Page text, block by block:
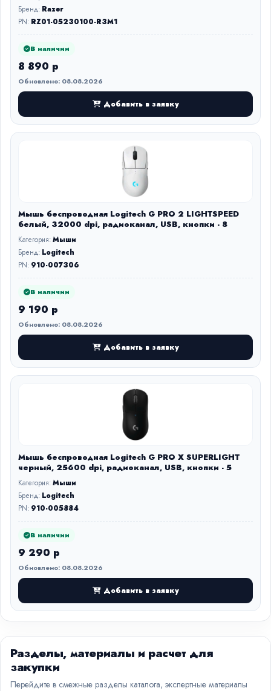
Бренд: Razer
PN: RZ01-05230100-R3M1
В наличии
8 890 р
Обновлено: 08.08.2026
Добавить в заявку
Мышь беспроводная Logitech G PRO 2 LIGHTSPEED
белый, 32000 dpi, радиоканал, USB, кнопки - 8
Категория:Мыши
Бренд: Logitech
PN: 910-007306
В наличии
9 190 р
Обновлено: 08.08.2026
Добавить в заявку
Мышь беспроводная Logitech G PRO X SUPERLIGHT
черный, 25600 dpi, радиоканал, USB, кнопки - 5
Категория:Мыши
Бренд: Logitech
PN: 910-005884
В наличии
9 290 р
Обновлено: 08.08.2026
Добавить в заявку
Разделы, материалы и расчет для
закупки
Перейдите в смежные разделы каталога, экспертные материалы